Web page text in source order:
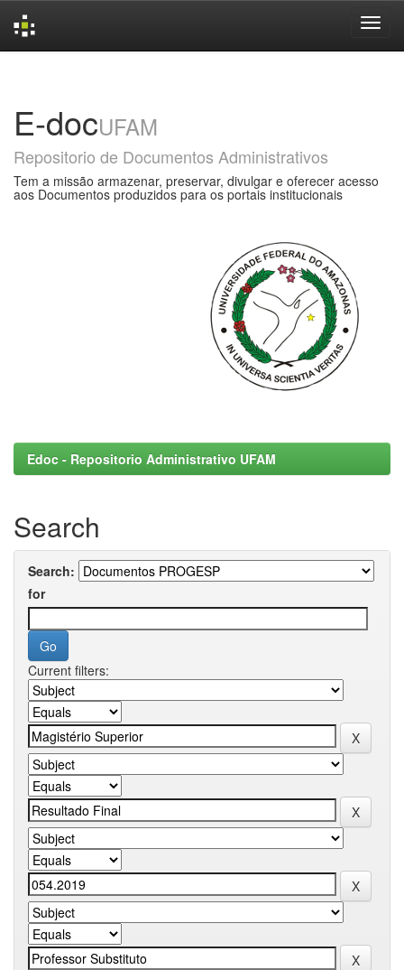
E-docUFAM
Repositorio de Documentos Administrativos
Tem a missão armazenar, preservar, divulgar e oferecer acesso
aos Documentos produzidos para os portais institucionais
Edoc - Repositorio Administrativo UFAM
Search
Search:
for
Current filters: